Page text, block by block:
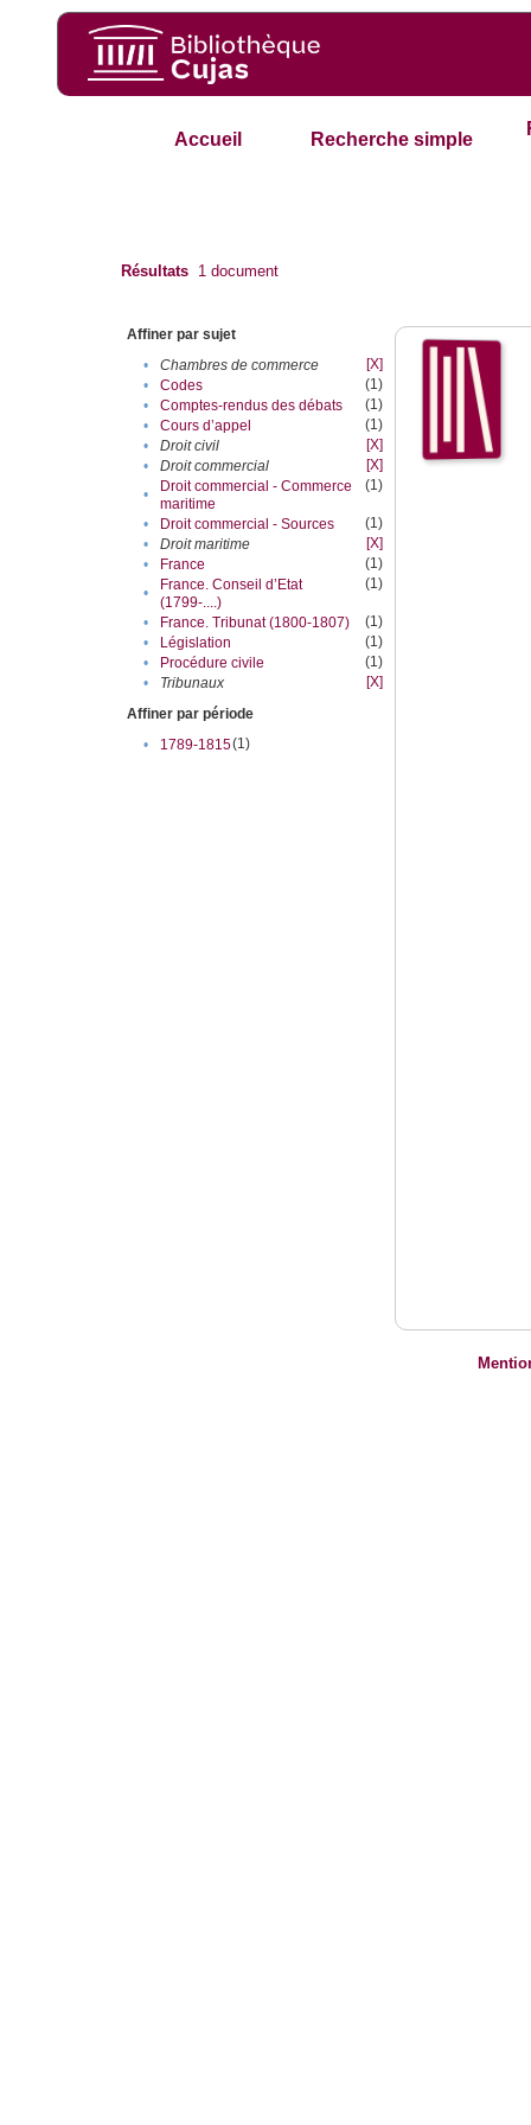
Accueil Recherche simple
Résultats 1 document
Affiner par sujet
•
Chambres de commerce
[X]
•
Codes
(1)
•
Comptes-rendus des débats
(1)
•
Cours d’appel
(1)
•
Droit civil
[X]
•
Droit commercial
[X]
•
Droit commercial - Commerce
maritime
(1)
• Droit commercial - Sources
(1)
•
Droit maritime
[X]
•
France
(1)
•
France. Conseil d’Etat
(1799-....)
(1)
• France. Tribunat (1800-1807)
(1)
•
Législation
(1)
•
Procédure civile
(1)
•
Tribunaux
[X]
Affiner par période
•
1789-1815(1)